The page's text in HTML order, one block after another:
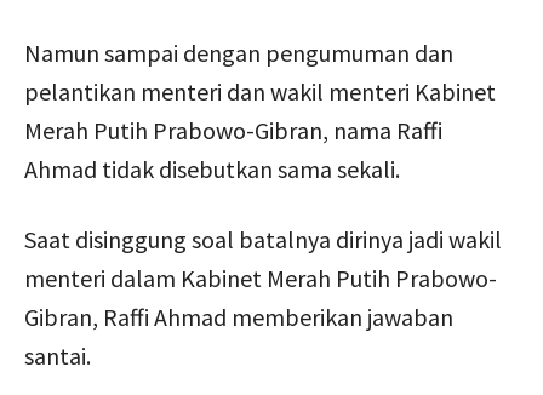
Namun sampai dengan pengumuman dan
pelantikan menteri dan wakil menteri Kabinet
Merah Putih Prabowo-Gibran, nama Raffi
Ahmad tidak disebutkan sama sekali.
Saat disinggung soal batalnya dirinya jadi wakil
menteri dalam Kabinet Merah Putih Prabowo-
Gibran, Raffi Ahmad memberikan jawaban
santai.